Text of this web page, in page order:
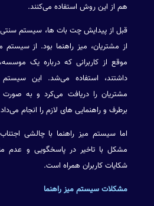
هم از این روش استفاده می‌کنند.
قبل از پیدایش چت بات ها، سیستم سنتی
از مشتریان، میز راهنما بود. از سیستم
موقع از کاربرانی که درباره یک
داشتند، استفاده می‌شد. این
مشتریان را دریافت می‌کرد و به صورت
برطرف و راهنمایی های لازم را انجام
اما سیستم میز راهنما با چالشی
مشکل با تاخیر در پاسخگویی و عدم
شکایات کاربران همراه است.
مشکلات سیستم میز راهنما